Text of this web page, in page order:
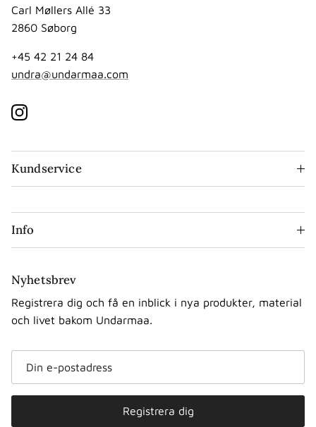
Carl Møllers Allé 33
2860 Søborg
+45 42 21 24 84
undra@undarmaa.com
Instagram
Kundservice
Info
Nyhetsbrev
Registrera dig och få en inblick i nya produkter, material
och livet bakom Undarmaa.
Registrera dig